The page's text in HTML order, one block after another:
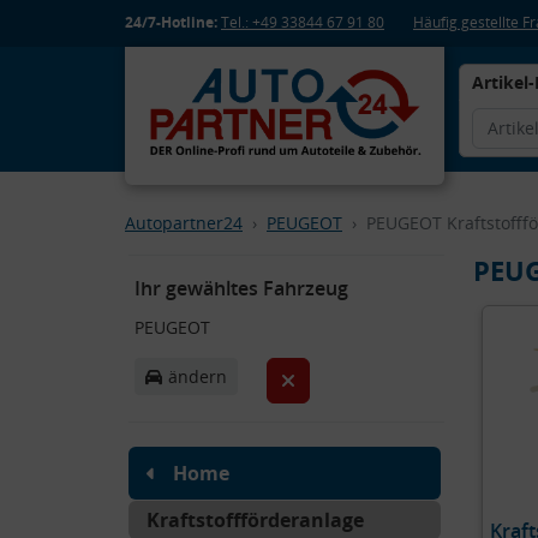
24/7-Hotline:Tel.: +49 33844 67 91 80 Häufig gestellte
Artikel-
Autopartner24 PEUGEOT PEUGEOT
Ihr gewähltes Fahrzeug
PEUGEOT
ändern
Home
Kraftstoffförderanlage